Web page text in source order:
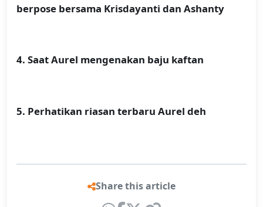
berpose bersama Krisdayanti dan Ashanty
4. Saat Aurel mengenakan baju kaftan
5. Perhatikan riasan terbaru Aurel deh
Share this article